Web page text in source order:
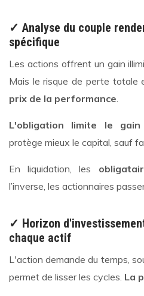
✓ Analyse du couple
spécifique
Les actions offrent un gain
Mais le risque de perte totale
prix de la performance
L'obligation limite le
protège mieux le capital, sauf
En liquidation, les
l’inverse, les actionnaires
✓ Horizon
chaque actif
L'action demande du temps,
permet de lisser les cycles. La